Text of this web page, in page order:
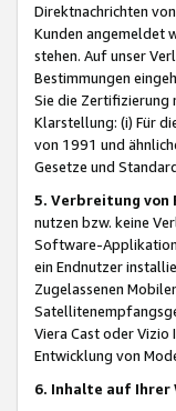
Direktnachrichten
Kunden angemeldet
stehen. Auf unser
Bestimmungen
Sie die Zertifizierung
Klarstellung: (i) Für
von 1991 und
Gesetze und
5. Verbreitung von
nutzen bzw. keine
Software-
ein Endnutzer
Zugelassenen
Viera Cast oder
Entwicklung von
6. Inhalte auf Ihrer